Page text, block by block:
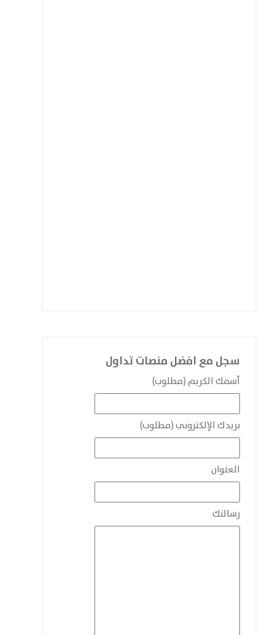
سجل مع افضل منصات تداول
أسمك الكريم (مطلوب)
بريدك الإلكتروني (مطلوب)
العنوان
رسالتك